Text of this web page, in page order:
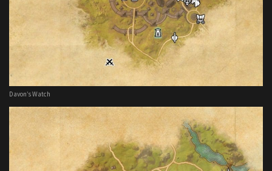
Davon’s Watch